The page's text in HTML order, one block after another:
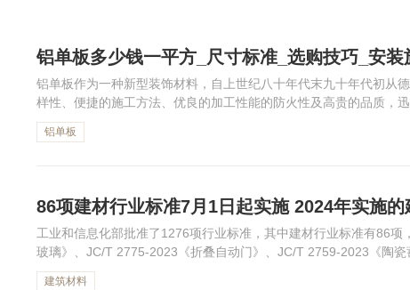
铝单板多少钱一平方_尺寸标准_选购技巧_安装
铝单板作为一种新型装饰材料，自上世纪八十年代末九十年代初从
样性、便捷的施工方法、优良的加工性能的防火性及高贵的品质，
方呢？如何选购铝单板？下面，小编给大家整理了相关资料，一起来
铝单板
86项建材行业标准7月1日起实施 2024年实施
工业和信息化部批准了1276项行业标准，其中建材行业标准有86
玻璃》、JC/T 2775-2023《折叠自动门》、JC/T 2759-2023《陶瓷
面小编整理了获得批准的86项建...
建筑材料